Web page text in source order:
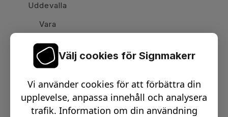
Uddevalla
Vara
Email:info@signmakerr.se
Välj cookies för Signmakerr
Vi använder cookies för att förbättra din
upplevelse, anpassa innehåll och analysera
trafik. Information om din användning